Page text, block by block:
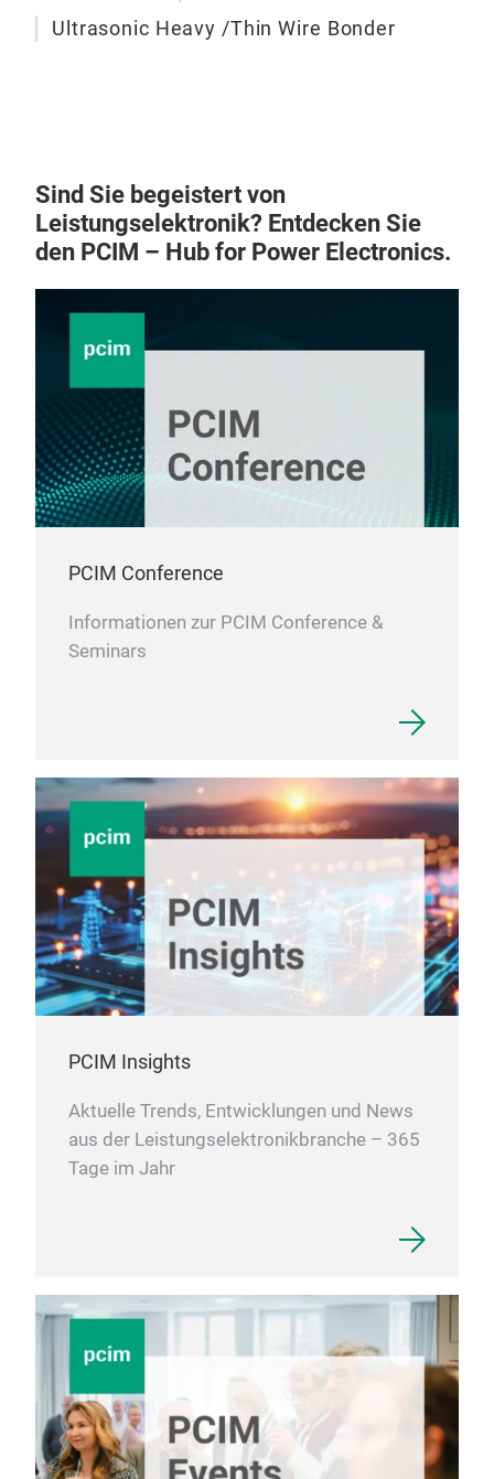
Ultrasonic Heavy /Thin Wire Bonder
Sind Sie begeistert von
Leistungselektronik? Entdecken Sie
den PCIM – Hub for Power Electronics.
PCIM Conference
Informationen zur PCIM Conference &
Seminars
PCIM Insights
Aktuelle Trends, Entwicklungen und News
aus der Leistungselektronikbranche – 365
Tage im Jahr